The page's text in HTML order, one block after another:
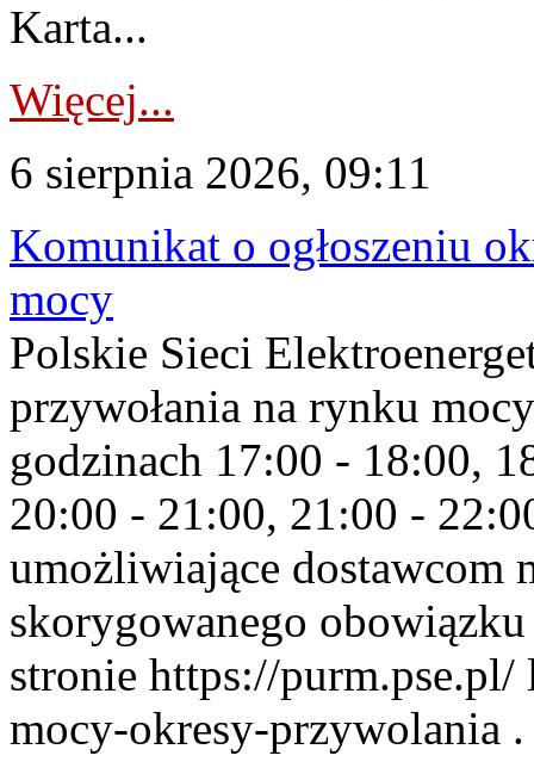
Karta...
Więcej...
6 sierpnia 2026, 09:11
Komunikat o ogłoszeniu
mocy
Polskie Sieci
przywołania na rynku
godzinach 17:00 - 18:00,
20:00 - 21:00, 21:00 -
umożliwiające dostawcom
skorygowanego
stronie https://
mocy-okresy-przywolania